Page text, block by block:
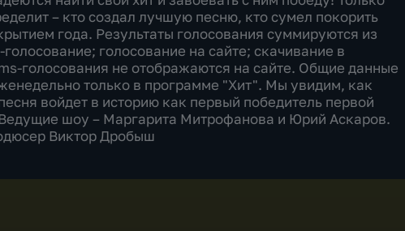
– кто создал лучшую песню, кто сумел покорить
года. Результаты голосования суммируются из
голосование на сайте; скачивание в
голосования не отображаются на сайте. Общие данные
только в программе "Хит". Мы увидим, как
войдет в историю как первый победитель первой
шоу – Маргарита Митрофанова и Юрий Аскаров.
Виктор Дробыш